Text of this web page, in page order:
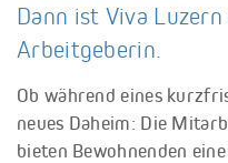
Dann ist Viva
Arbeitgeberin.
Ob während eines
neues Daheim: Die
bieten Bewohnenden